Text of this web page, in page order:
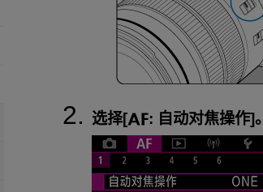
选择[ : 自动对焦操作]。